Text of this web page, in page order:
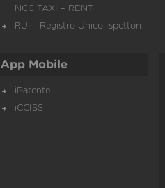
NCC TAXI – RENT
RUI - Registro Unico Ispettori
App Mobile
iPatente
iCCISS